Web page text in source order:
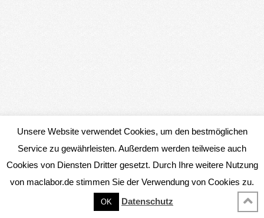
Unsere Website verwendet Cookies, um den bestmöglichen
Service zu gewährleisten. Außerdem werden teilweise auch
Cookies von Diensten Dritter gesetzt. Durch Ihre weitere Nutzung
von maclabor.de stimmen Sie der Verwendung von Cookies zu.
OK Datenschutz